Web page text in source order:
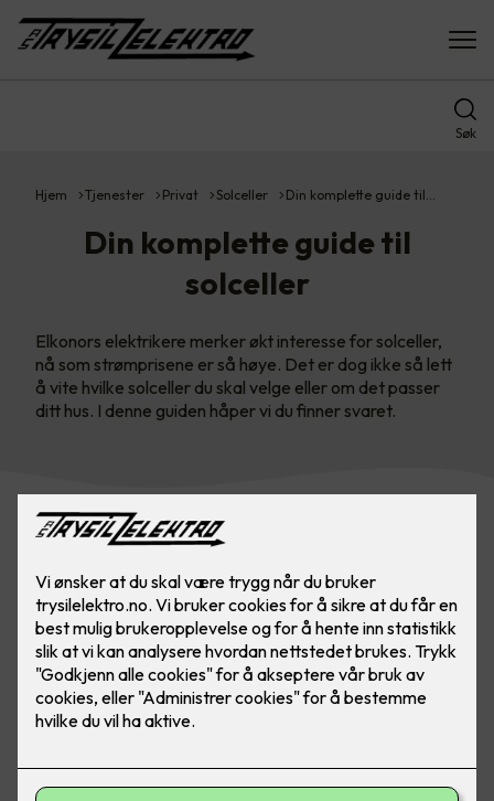
Søk
Hjem Tjenester Privat Solceller Din komplette guide til…
Din komplette guide til
solceller
Elkonors elektrikere merker økt interesse for solceller,
nå som strømprisene er så høye. Det er dog ikke så lett
å vite hvilke solceller du skal velge eller om det passer
ditt hus. I denne guiden håper vi du finner svaret.
Solceller er en bærekraftig energikilde, som hjelper både
ypperlig for solcellepanel!